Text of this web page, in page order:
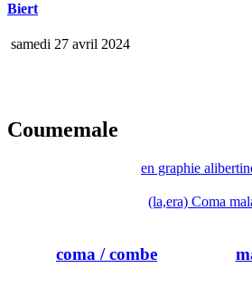
Biert
samedi 27 avril 2024
Coumemale
en graphie
(la,era) Coma
coma / combe